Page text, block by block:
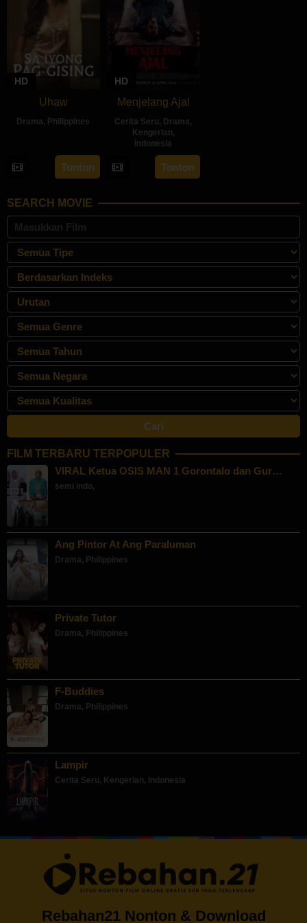
HD
Uhaw
Drama, Philippines
Aug
2024
Bonifacio
Tonton
HD
Menjelang Ajal
Cerita Seru, Drama,
Kengerian,
Indonesia
30
Apr
Hadrah
Daeng
Tonton
SEARCH MOVIE
FILM TERBARU TERPOPULER
VIRAL Ketua OSIS MAN 1 Gorontalo dan Gur…
semi indo,
Ang Pintor At Ang Paraluman
Drama, Philippines
Private Tutor
Drama, Philippines
F-Buddies
Drama, Philippines
Lampir
Cerita Seru, Kengerian, Indonesia
Rebahan21 Nonton & Download